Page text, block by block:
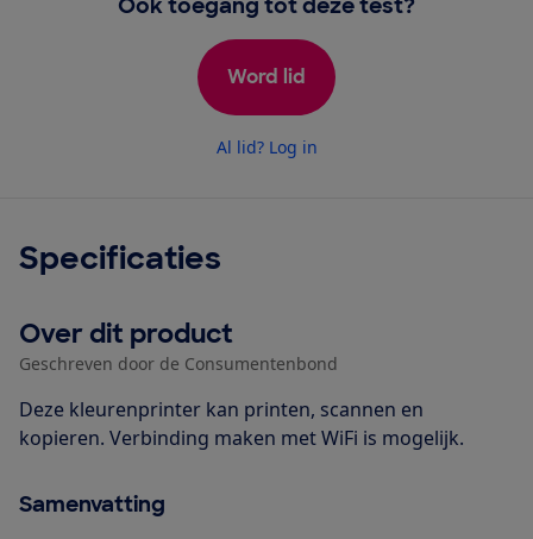
Word lid
Al lid? Log in
Specificaties
Over dit product
Geschreven door de Consumentenbond
Deze kleurenprinter kan printen, scannen en
kopieren. Verbinding maken met WiFi is mogelijk.
Samenvatting